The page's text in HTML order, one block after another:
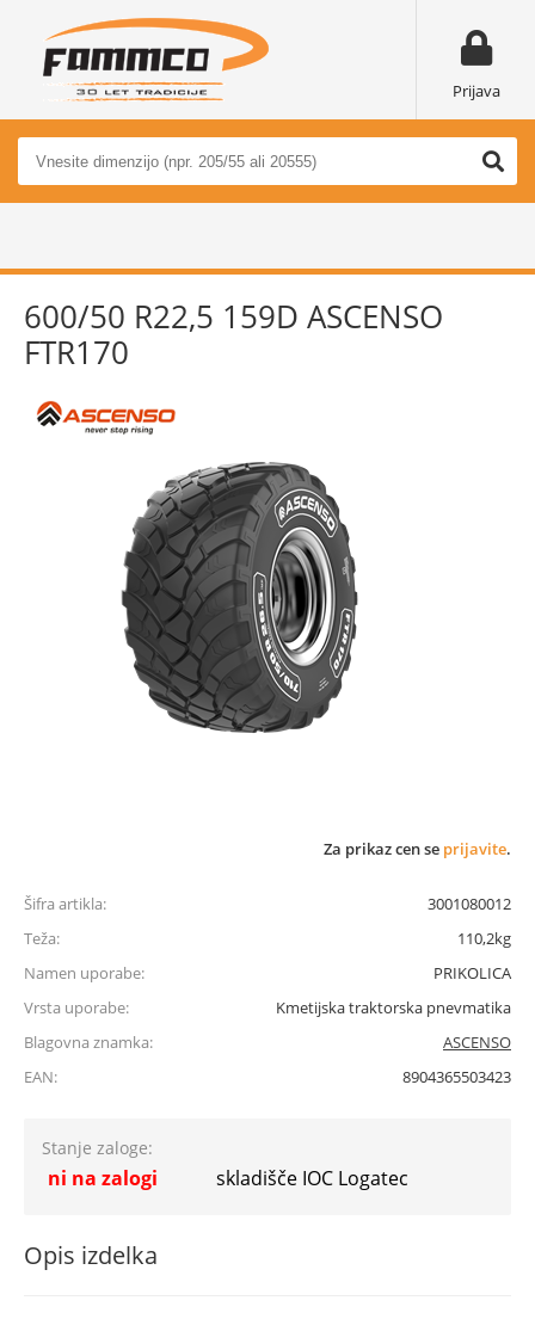
Prijava
600/50 R22,5 159D ASCENSO
FTR170
Za prikaz cen se prijavite.
Šifra artikla:
3001080012
Teža:
110,2kg
Namen uporabe:
PRIKOLICA
Vrsta uporabe:
Kmetijska traktorska pnevmatika
Blagovna znamka:
ASCENSO
EAN:
8904365503423
Stanje zaloge:
ni na zalogi skladišče IOC Logatec
Opis izdelka